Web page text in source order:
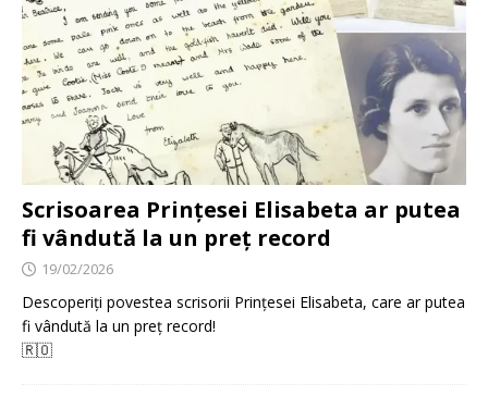
Scrisoarea Prințesei Elisabeta ar putea
fi vândută la un preț record
19/02/2026
Descoperiți povestea scrisorii Prințesei Elisabeta, care ar putea
fi vândută la un preț record!
🇷🇴